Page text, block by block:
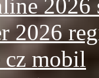
2026
2026
cz mobil